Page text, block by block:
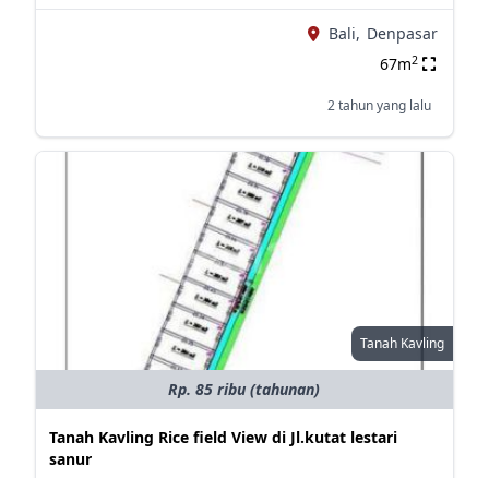
Bali, Denpasar
67m2
2 tahun yang lalu
Tanah Kavling
Rp. 85 ribu (tahunan)
Tanah Kavling Rice field View di Jl.kutat lestari
sanur